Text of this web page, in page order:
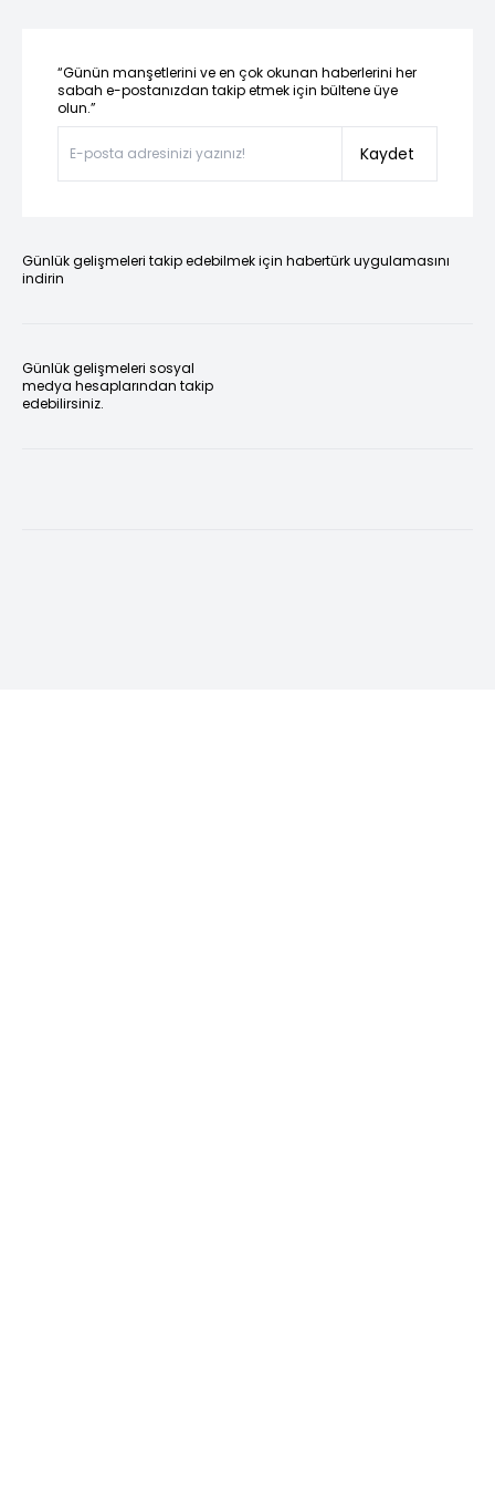
“Günün manşetlerini ve en çok okunan haberlerini her
sabah e-postanızdan takip etmek için bültene üye
olun.”
Kaydet
Günlük gelişmeleri takip edebilmek için habertürk uygulamasını
indirin
Günlük gelişmeleri sosyal
medya hesaplarından takip
edebilirsiniz.